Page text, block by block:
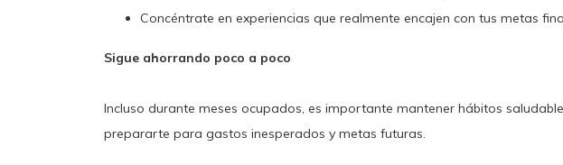
Concéntrate en experiencias que realmente encajen con tus metas
Sigue ahorrando poco a poco
Incluso durante meses ocupados, es importante mantener hábitos
prepararte para gastos inesperados y metas futuras.